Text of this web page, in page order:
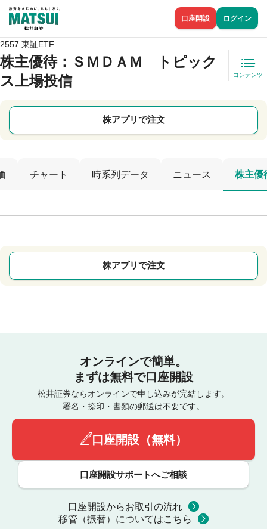
口座開設 ログイン
2557 東証ETF
株主優待：ＳＭＤＡＭ トピック
ス上場投信
コンテンツ
株アプリで注文
チャート 時系列データ ニュース 株主優
株アプリで注文
オンラインで簡単。
まずは無料で口座開設
松井証券ならオンラインで申し込みが完結します。
署名・捺印・書類の郵送は不要です。
口座開設（無料）
口座開設サポートへご相談
口座開設からお取引の流れ
移管（振替）についてはこちら